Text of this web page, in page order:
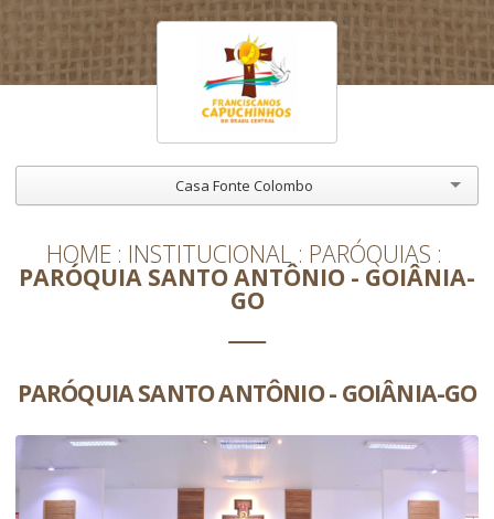
Casa Fonte Colombo
HOME INSTITUCIONAL PARÓQUIAS
PARÓQUIA SANTO ANTÔNIO - GOIÂNIA-
GO
PARÓQUIA SANTO ANTÔNIO - GOIÂNIA-GO